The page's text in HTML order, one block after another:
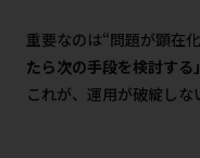
重要なのは“問題が顕在
たら次の手段を検討する
これが、運用が破綻しな